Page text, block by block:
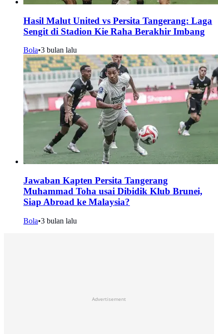
Hasil Malut United vs Persita Tangerang: Laga
Sengit di Stadion Kie Raha Berakhir Imbang
Bola•3 bulan lalu
Jawaban Kapten Persita Tangerang
Muhammad Toha usai Dibidik Klub Brunei,
Siap Abroad ke Malaysia?
Bola•3 bulan lalu
Advertisement